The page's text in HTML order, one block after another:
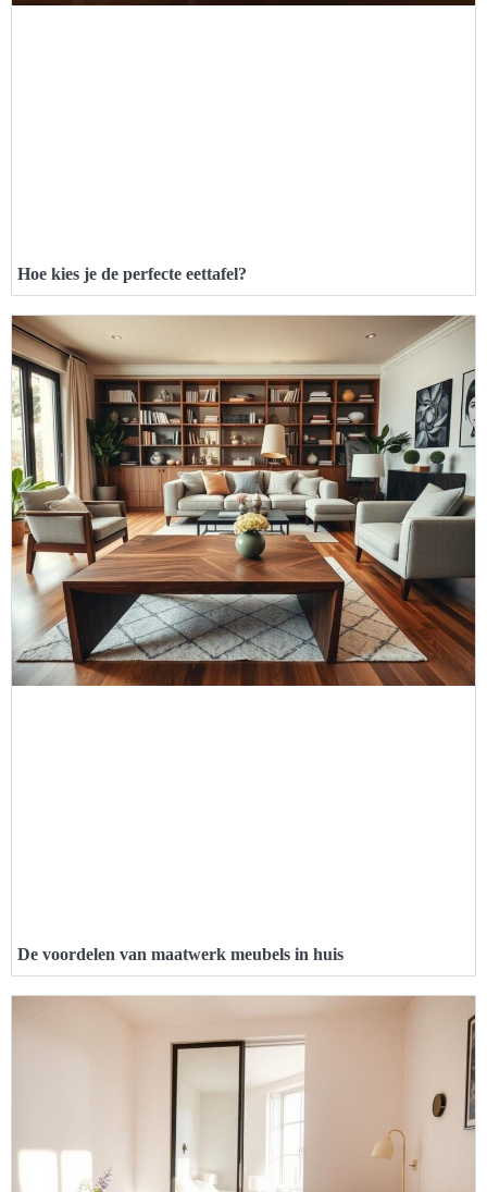
Hoe kies je de perfecte eettafel?
De voordelen van maatwerk meubels in huis